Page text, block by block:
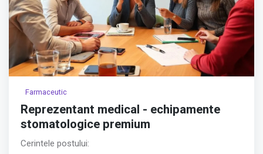
Farmaceutic
Reprezentant medical - echipamente
stomatologice premium
Cerintele postului: